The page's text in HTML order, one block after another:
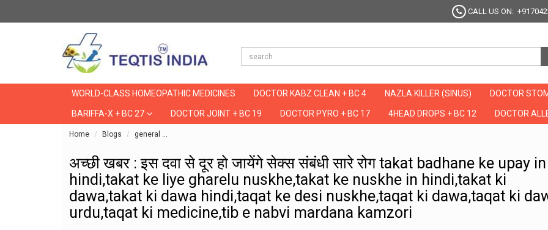
CALL US ON:
WORLD-CLASS HOMEOPATHIC MEDICINES DOCTOR KABZ CLEAN + BC 4 NAZLA KILLER (SINUS) DOCTOR
BARIFFA-X + BC 27 DOCTOR JOINT + BC 19 DOCTOR PYRO + BC 17 4HEAD DROPS + BC 12 DOCTOR
Home Blogs general
अच्छी खबर : इस दवा से दूर हो जायेंगे सेक्स संबंधी सारे रोग takat badhane ke upay in
hindi,takat ke liye gharelu nuskhe,takat ke nuskhe in hindi,takat ki
dawa,takat ki dawa hindi,taqat ke desi nuskhe,taqat ki dawa,taqat ki
urdu,taqat ki medicine,tib e nabvi mardana kamzori